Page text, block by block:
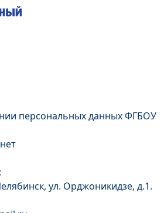
персональных данных ФГБОУ
ул. Орджоникидзе, д.1.